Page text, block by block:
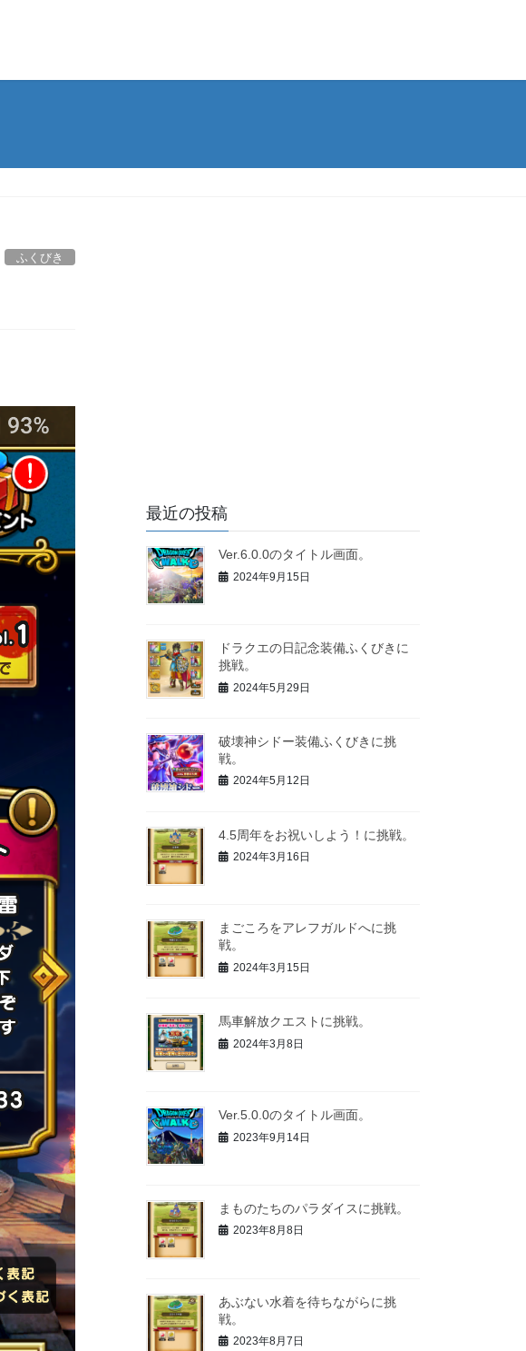
ふくびき
最近の投稿
Ver.6.0.0のタイトル画面。
2024年9月15日
ドラクエの日記念装備ふくびきに
挑戦。
2024年5月29日
破壊神シドー装備ふくびきに挑
戦。
2024年5月12日
4.5周年をお祝いしよう！に挑戦。
2024年3月16日
まごころをアレフガルドへに挑
戦。
2024年3月15日
馬車解放クエストに挑戦。
2024年3月8日
Ver.5.0.0のタイトル画面。
2023年9月14日
まものたちのパラダイスに挑戦。
2023年8月8日
あぶない水着を待ちながらに挑
戦。
2023年8月7日